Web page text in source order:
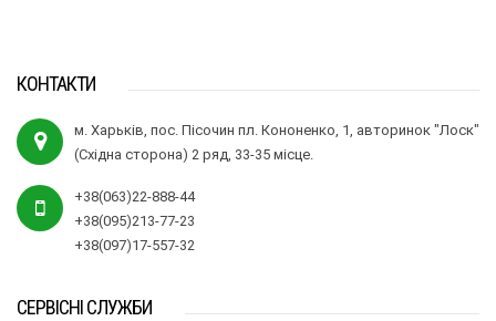
КОНТАКТИ
м. Харьків, пос. Пісочин пл. Кононенко, 1, авторинок "Лоск"
(Східна сторона) 2 ряд, 33-35 місце.
+38(063)22-888-44
+38(095)213-77-23
+38(097)17-557-32
СЕРВІСНІ СЛУЖБИ